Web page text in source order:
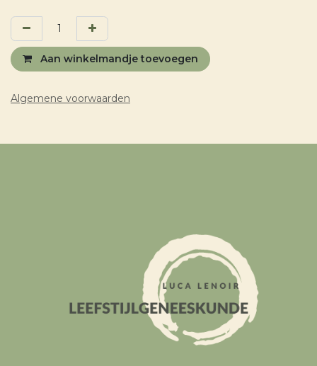
Aan winkelmandje toevoegen
Algemene voorwaarden